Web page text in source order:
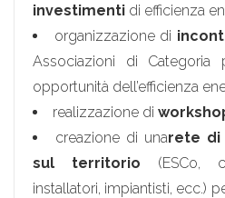
investimenti di efficienza
organizzazione di
Associazioni di
opportunità dell’efficienza
realizzazione di
creazione di unarete di
sul territorio (ESCo,
installatori, impiantisti, ecc.)